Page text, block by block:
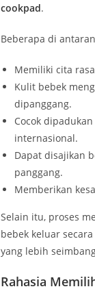
cookpad.
Beberapa di
Memiliki cita
Kulit bebek
dipanggang.
Cocok
internasional.
Dapat disajikan
panggang.
Memberikan
Selain itu, proses
bebek keluar
yang lebih
Rahasia